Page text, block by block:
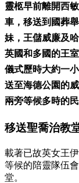
靈柩早前離開西
車，移送到國葬
妹，王儲威廉及
英國和多國的王
儀式歷時大約一
送至海德公園的
兩旁等候多時的
移送聖喬治教
載著已故英女王
等候的陪靈隊伍
堂。